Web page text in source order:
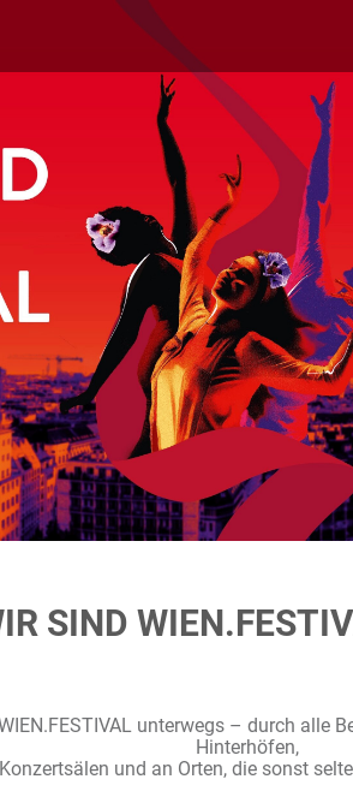
SIND
unterwegs – durch alle
Hinterhöfen,
und an Orten, die sonst